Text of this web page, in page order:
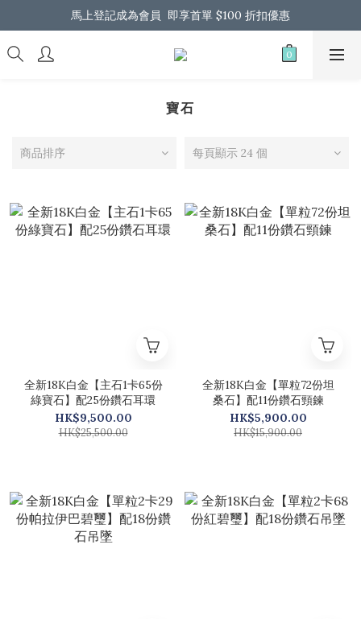
馬上登記成為會員  即享首單 $100 折扣優惠
馬上登記成為會員  即享首單 $100 折扣優惠
全港免運 歡迎 Whatsapp 我們了解更多
寶石
商品排序 每頁顯示 24 個
全新18K白金【主石1卡65份
綠寶石】配25份鑽石耳環
HK$9,500.00
HK$25,500.00
全新18K白金【單粒72份坦
桑石】配11份鑽石頸鍊
HK$5,900.00
HK$15,900.00